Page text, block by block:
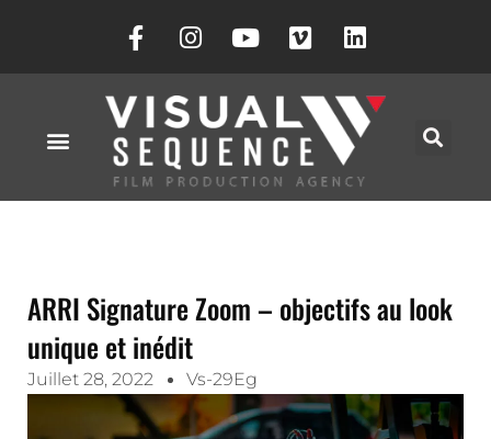
ARRI Signature Zoom – objectifs au look
unique et inédit
Juillet 28, 2022 Vs-29Eg